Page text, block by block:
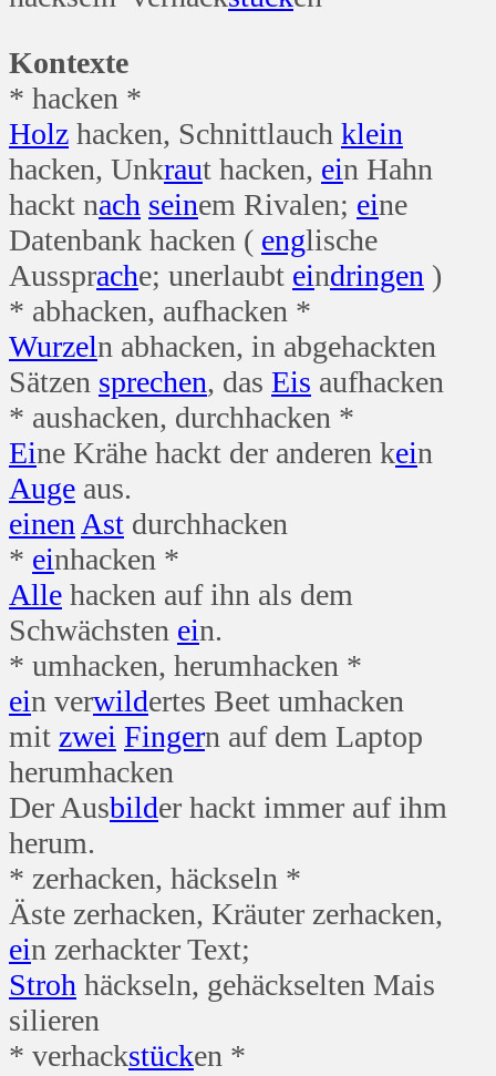
Kontexte
* hacken *
Holz hacken, Schnittlauch klein
hacken, Unkraut hacken, ein Hahn
hackt nach seinem Rivalen; eine
Datenbank hacken ( englische
Aussprache; unerlaubt eindringen )
* abhacken, aufhacken *
Wurzeln abhacken, in abgehackten
Sätzen sprechen, das Eis aufhacken
* aushacken, durchhacken *
Eine Krähe hackt der anderen kein
Auge aus.
einen Ast durchhacken
* einhacken *
Alle hacken auf ihn als dem
Schwächsten ein.
* umhacken, herumhacken *
ein verwildertes Beet umhacken
mit zwei Fingern auf dem Laptop
herumhacken
Der Ausbilder hackt immer auf ihm
herum.
* zerhacken, häckseln *
Äste zerhacken, Kräuter zerhacken,
ein zerhackter Text;
Stroh häckseln, gehäckselten Mais
silieren
* verhackstücken *